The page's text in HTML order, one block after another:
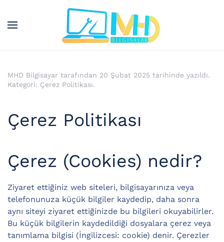
Skip to main content
MHD Bilgisayar tarafından 20 Şubat 2025 tarihinde yazıldı.
Kategori: Çerez Politikası.
Çerez Politikası
Çerez (Cookies) nedir?
Ziyaret ettiğiniz web siteleri, bilgisayarınıza veya
telefonunuza küçük bilgiler kaydedip, daha sonra
aynı siteyi ziyaret ettiğinizde bu bilgileri okuyabilirler.
Bu küçük bilgilerin kaydedildiği dosyalara çerez veya
tanımlama bilgisi (İngilizcesi: cookie) denir. Çerezler